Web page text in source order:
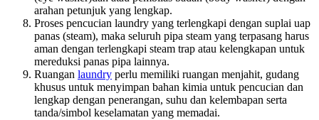
arahan petunjuk yang lengkap.
Proses pencucian laundry yang terlengkapi dengan suplai uap
panas (steam), maka seluruh pipa steam yang terpasang harus
aman dengan terlengkapi steam trap atau kelengkapan untuk
mereduksi panas pipa lainnya.
Ruangan laundry perlu memiliki ruangan menjahit, gudang
khusus untuk menyimpan bahan kimia untuk pencucian dan
lengkap dengan penerangan, suhu dan kelembapan serta
tanda/simbol keselamatan yang memadai.